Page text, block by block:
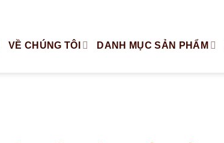
VỀ CHÚNG TÔI DANH MỤC SẢN PHẨM